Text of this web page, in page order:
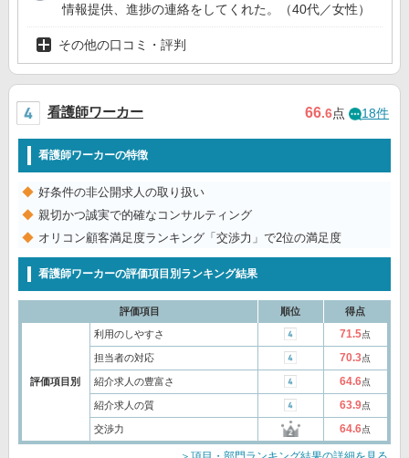
情報提供、進捗の連絡をしてくれた。（40代／女性）
その他の口コミ・評判
看護師ワーカー 66.6点 18件
看護師ワーカーの特徴
好条件の非公開求人の取り扱い
親切かつ誠実で的確なコンサルティング
オリコン顧客満足度ランキング「交渉力」で2位の満足度
看護師ワーカーの評価項目別ランキング結果
評価項目 順位 得点
評価項目別
利用のしやすさ 71.5点
担当者の対応 70.3点
紹介求人の豊富さ 64.6点
紹介求人の質 63.9点
交渉力 64.6点